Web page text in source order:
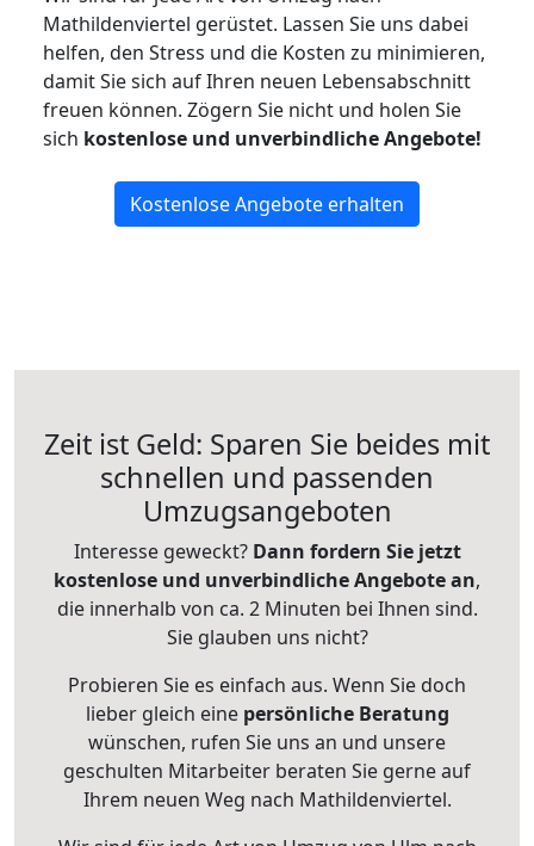
Mathildenviertel gerüstet. Lassen Sie uns dabei
helfen, den Stress und die Kosten zu minimieren,
damit Sie sich auf Ihren neuen Lebensabschnitt
freuen können. Zögern Sie nicht und holen Sie
sich kostenlose und unverbindliche Angebote!
Kostenlose Angebote erhalten
Zeit ist Geld: Sparen Sie beides mit
schnellen und passenden
Umzugsangeboten
Interesse geweckt? Dann fordern Sie jetzt
kostenlose und unverbindliche Angebote an,
die innerhalb von ca. 2 Minuten bei Ihnen sind.
Sie glauben uns nicht?
Probieren Sie es einfach aus. Wenn Sie doch
lieber gleich eine persönliche Beratung
wünschen, rufen Sie uns an und unsere
geschulten Mitarbeiter beraten Sie gerne auf
Ihrem neuen Weg nach Mathildenviertel.